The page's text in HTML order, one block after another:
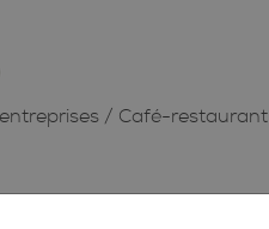
/ Café-restaurant